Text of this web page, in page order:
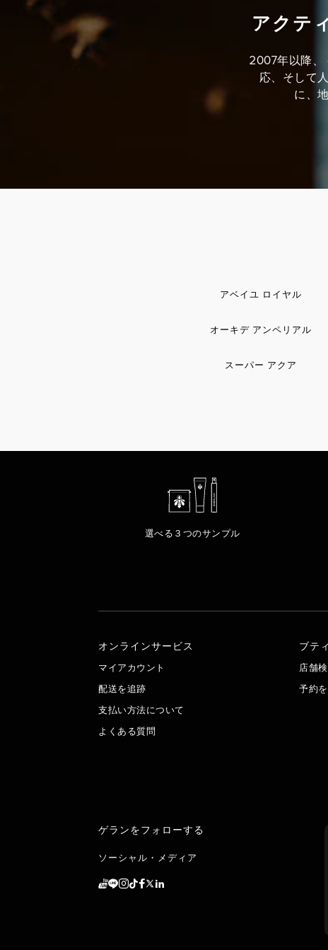
アクテ
2007年以降、
応、そして
に、
アベイユ ロイヤル
オーキデ アンペリアル
スーパー アクア
選べる３つのサンプル
オンラインサービス
マイアカウント
配送を追跡
支払い方法について
よくある質問
ブテ
店舗
予約
ゲランをフォローする
ソーシャル・メディア